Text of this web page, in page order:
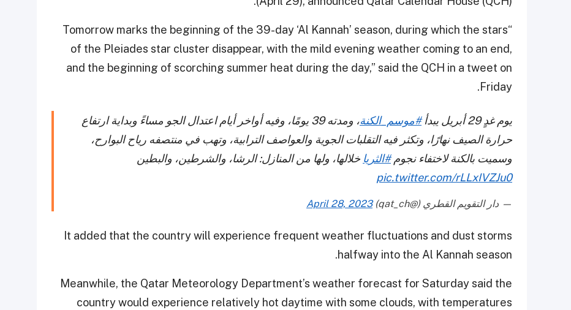
“Tomorrow marks the beginning of the 39-day ‘Al Kannah’ season, during which the stars
of the Pleiades star cluster disappear, with the mild evening weather coming to an end,
and the beginning of scorching summer heat during the day,” said the QCH in a tweet on
Friday.
يوم غدٍ 29 أبريل يبدأ #موسم_الكنة
، ومدته 39 يومًا، وفيه أواخر أيام اعتدال الجو مساءً وبداية ارتفاع
حرارة الصيف نهارًا، وتكثر فيه التقلبات الجوية والعواصف الترابية، وتهب في منتصفه رياح البوارح،
وسميت بالكنة لاختفاء نجوم#الثريا خلالها، ولها من المنازل: الرشا، والشرطين، والبطين
pic.twitter.com/rLLxIVZJu0
— دار التقويم القطري (@qat_ch) April 28, 2023
It added that the country will experience frequent weather fluctuations and dust storms
halfway into the Al Kannah season.
Meanwhile, the Qatar Meteorology Department’s weather forecast for Saturday said the
country would experience relatively hot daytime with some clouds, with temperatures